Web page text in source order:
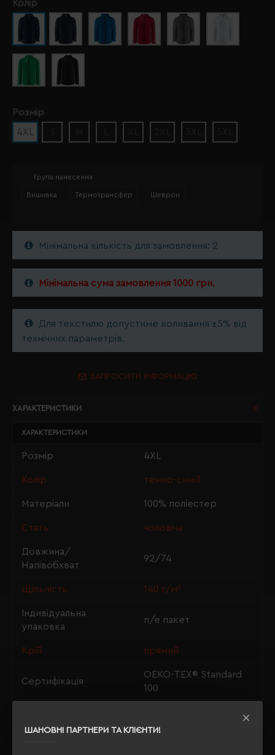
ШАНОВНІ ПАРТНЕРИ ТА КЛІЄНТИ!
Колір
Розмір
4XL
Група нанесення
Вишивка Термотрансфер Шеврон
Мінімальна кількість для замовлення: 2
Мінімальна сума замовлення 1000 грн.
Для текстилю допустиме коливання ±5% від
технічних параметрів.
ЗАПРОСИТИ ІНФОРМАЦІЮ
ХАРАКТЕРИСТИКИ
ХАРАКТЕРИСТИКИ
Розмір 4XL
Колір темно-синій
Матеріали 100% поліестер
Стать чоловіча
Довжина/
Напівобхват
92/74
Щільність 140 г/м²
Індивідуальна
упаковка
п/е пакет
Крій прямий
Сертифікація
OEKO-TEX® Standard
100